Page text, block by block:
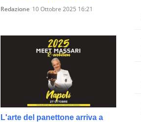
Redazione 10 Ottobre 2025 16:21
L'arte del panettone arriva a